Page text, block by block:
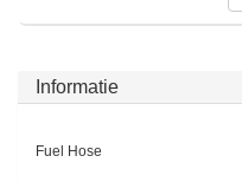
Informatie
Fuel Hose